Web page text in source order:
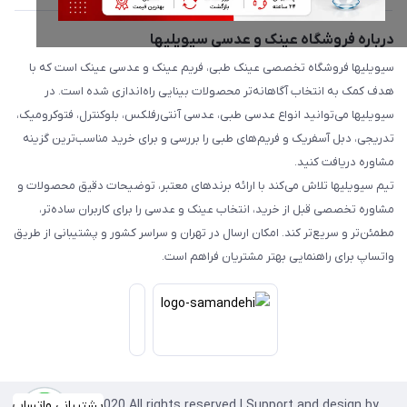
درباره فروشگاه عینک و عدسی سیویلیها
سیویلیها فروشگاه تخصصی عینک طبی، فریم عینک و عدسی عینک است که با
هدف کمک به انتخاب آگاهانه‌تر محصولات بینایی راه‌اندازی شده است. در
سیویلیها می‌توانید انواع عدسی طبی، عدسی آنتی‌رفلکس، بلوکنترل، فتوکرومیک،
تدریجی، دبل آسفریک و فریم‌های طبی را بررسی و برای خرید مناسب‌ترین گزینه
مشاوره دریافت کنید.
تیم سیویلیها تلاش می‌کند با ارائه برندهای معتبر، توضیحات دقیق محصولات و
مشاوره تخصصی قبل از خرید، انتخاب عینک و عدسی را برای کاربران ساده‌تر،
مطمئن‌تر و سریع‌تر کند. امکان ارسال در تهران و سراسر کشور و پشتیبانی از طریق
واتساپ برای راهنمایی بهتر مشتریان فراهم است.